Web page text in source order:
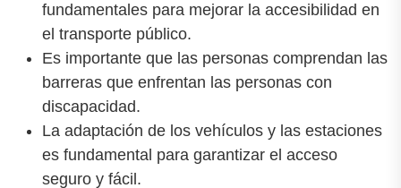
fundamentales para mejorar la accesibilidad en
el transporte público.
Es importante que las personas comprendan las
barreras que enfrentan las personas con
discapacidad.
La adaptación de los vehículos y las estaciones
es fundamental para garantizar el acceso
seguro y fácil.